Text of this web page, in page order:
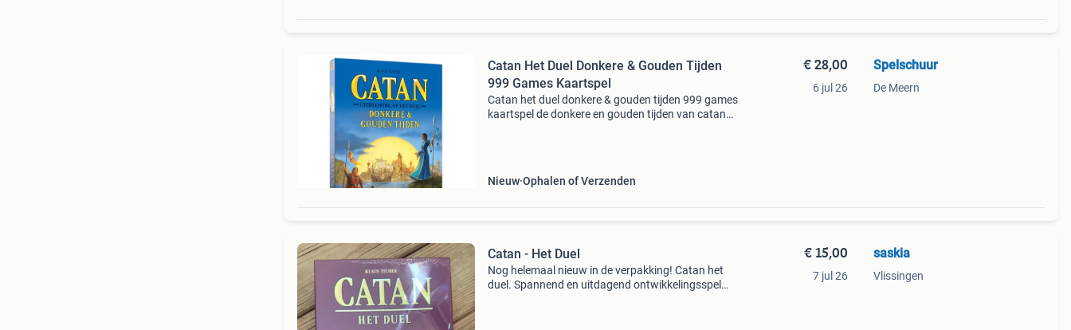
Catan Het Duel Donkere & Gouden Tijden
999 Games Kaartspel
Catan het duel donkere & gouden tijden 999 games
kaartspel de donkere en gouden tijden van catan
Nieuw Ophalen of Verzenden
€ 28,00
6 jul 26
Spelschuur
De Meern
Catan - Het Duel
Nog helemaal nieuw in de verpakking! Catan het
duel. Spannend en uitdagend ontwikkelingsspel
€ 15,00
7 jul 26
saskia
Vlissingen